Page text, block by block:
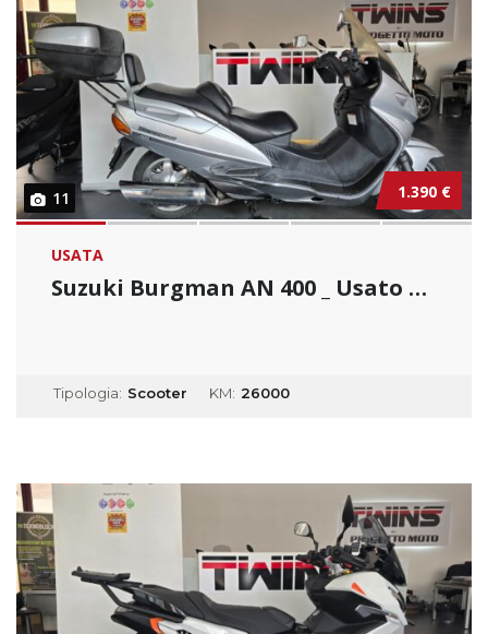
11 1.390 €
USATA
Suzuki Burgman AN 400 _ Usato Permutabile...
Tipologia: Scooter KM: 26000